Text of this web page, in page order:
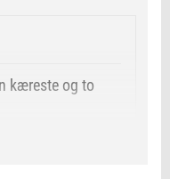
kæreste og to